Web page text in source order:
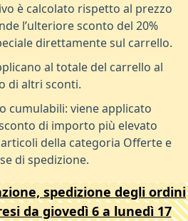
è calcolato rispetto al prezzo
l’ulteriore sconto del 20%
direttamente sul carrello.
al totale del carrello al
di altri sconti.
cumulabili: viene applicato
di importo più elevato
della categoria Offerte e
di spedizione.
spedizione degli ordini
da giovedì 6 a lunedì 17